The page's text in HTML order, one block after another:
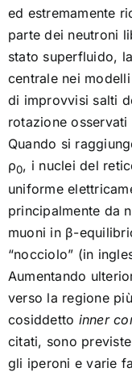
ed estremamente
parte dei neutroni
stato superfluido,
centrale nei
di improvvisi salti
rotazione osservati
Quando si
ρ0, i nuclei del
uniforme
principalmente da
muoni in β-
“nocciolo” (in
Aumentando
verso la regione
cosiddetto inner
citati, sono
gli iperoni e varie